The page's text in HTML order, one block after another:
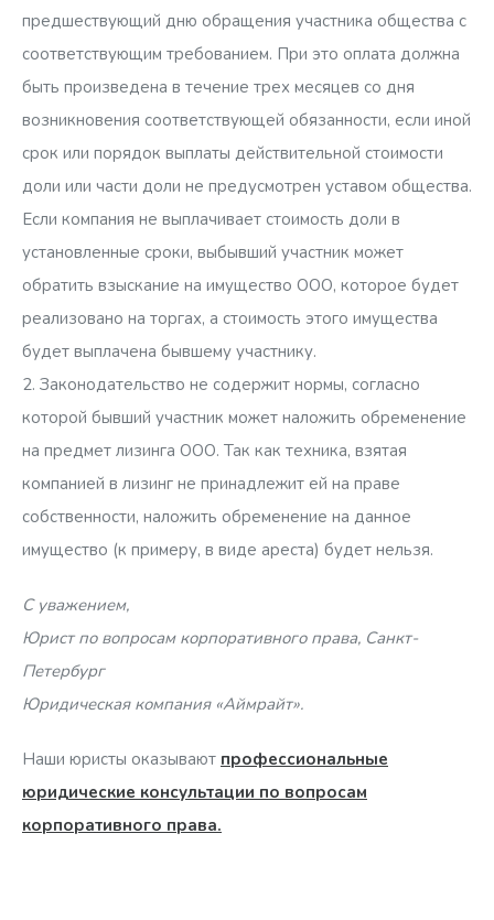
предшествующий дню обращения участника общества с
соответствующим требованием. При это оплата должна
быть произведена в течение трех месяцев со дня
возникновения соответствующей обязанности, если иной
срок или порядок выплаты действительной стоимости
доли или части доли не предусмотрен уставом общества.
Если компания не выплачивает стоимость доли в
установленные сроки, выбывший участник может
обратить взыскание на имущество ООО, которое будет
реализовано на торгах, а стоимость этого имущества
будет выплачена бывшему участнику.
2. Законодательство не содержит нормы, согласно
которой бывший участник может наложить обременение
на предмет лизинга ООО. Так как техника, взятая
компанией в лизинг не принадлежит ей на праве
собственности, наложить обременение на данное
имущество (к примеру, в виде ареста) будет нельзя.
С уважением,
Юрист по вопросам корпоративного права, Санкт-
Петербург
Юридическая компания «Аймрайт».
Наши юристы оказывают профессиональные
юридические консультации по вопросам
корпоративного права.